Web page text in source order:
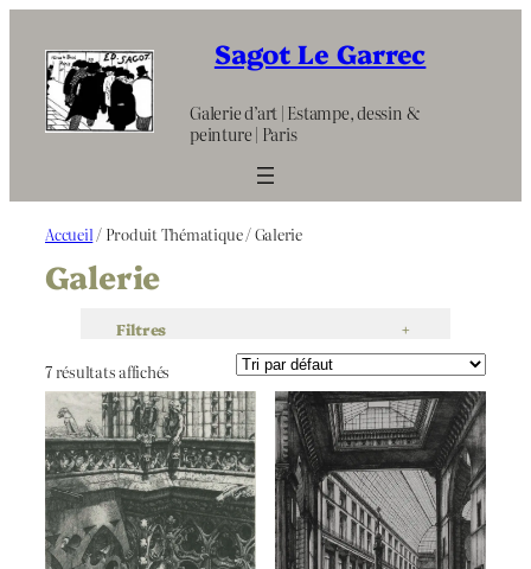
contenu
Sagot Le Garrec
Galerie d’art | Estampe, dessin &
peinture | Paris
Accueil / Produit Thématique / Galerie
Galerie
Filtres +
7 résultats affichés